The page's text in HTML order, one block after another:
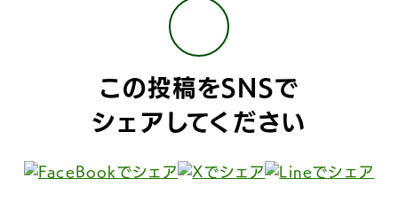
この投稿をSNSで
シェアしてください